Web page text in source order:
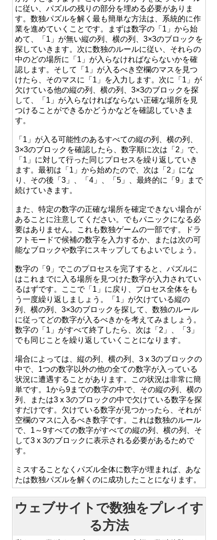
に従い、パズルの残りの部分を埋める必要がありま
す。数独パズルを解く最も簡単な方法は、系統的に作
業を進めていくことです。まずは数字の「1」から始
めて、「1」が無い縦の列、横の列、3×3のブロックを
探していきます。次に数独のルールに従い、それらの
中のどの場所に「1」が入らなければならないかを確
認します。そして「1」が入るべき空欄のマスを見つ
けたら、そのマスに「1」を入力します。次に「1」が
欠けている他の縦の列、横の列、3×3のブロックを探
して、「1」が入らなければならない正確な場所を見
つけることができるかどうかなどを確認していきま
す。
「1」が入る可能性のあるすべての縦の列、横の列、
3×3のブロックを確認したら、数字順に次は「2」で、
「1」に対して行った同じプロセスを繰り返していき
ます。最初は「1」から始めたので、次は「2」にな
り、その後「3」、「4」、「5」、最終的に「9」まで
続けていきます。
また、特定の数字の正確な場所を確定できない場合が
あることに注意してください。でもパニックになる必
要はありません。これも数独ゲームの一部です。ドラ
フトモードで候補の数字を入力するか、または次の可
能なブロックや数字にスキップしてもよいでしょう。
数字の「9」でこのプロセスを完了すると、パズルに
はこれまでに入る場所を見つけた数字が入力されてい
るはずです。ここで「1」に戻り、プロセス全体をも
う一度繰り返しましょう。「1」が欠けている縦の
列、横の列、3×3のブロックを探して、数独のルール
に従ってどの数字が入るべきかを考えてみましょう。
数字の「1」がすべて終了したら、次は「2」、「3」
でも同じことを繰り返していくことになります。
場合によっては、縦の列、横の列、3 x 3のブロックの
中で、1つの数字以外の他の全ての数字が入っている
状況に遭遇することがあります。この状況は非常に簡
単です。1から9までの数字の中で、その縦の列、横の
列、または3 x 3のブロックの中で欠けている数字を探
すだけです。欠けている数字が見つかったら、それが
空欄のマスに入るべき数字です。これは数独のルール
で、1～9すべての数字がすべての縦の列、横の列、そ
して3 x 3のブロックに表示される必要があるためで
す。
ミスすることなくパズル全体に数字が埋まれば、あな
たは数独パズルを解くのに成功したことになります。
ウェブサイトで数独をプレイす
る方法